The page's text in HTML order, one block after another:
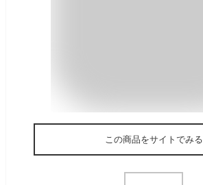
この商品をサイトでみる